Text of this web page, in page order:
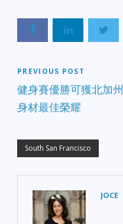
PREVIOUS POST
健身賽優勝可獲北加州
身材最佳榮耀
South San Francisco
JOCE